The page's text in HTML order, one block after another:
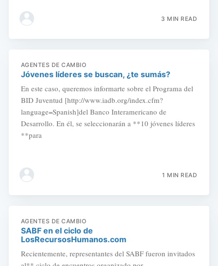
3 MIN READ
AGENTES DE CAMBIO
Jóvenes líderes se buscan, ¿te sumás?
En este caso, queremos informarte sobre el Programa del
BID Juventud [http://www.iadb.org/index.cfm?
language=Spanish]del Banco Interamericano de
Desarrollo. En él, se seleccionarán a **10 jóvenes líderes
**para
1 MIN READ
AGENTES DE CAMBIO
SABF en el ciclo de
LosRecursosHumanos.com
Recientemente, representantes del SABF fueron invitados